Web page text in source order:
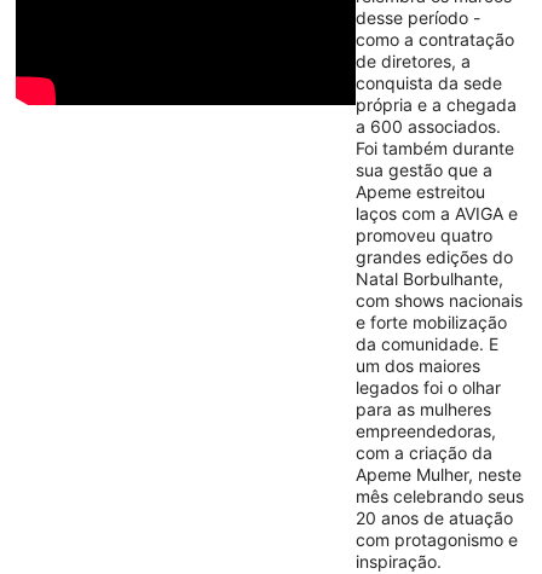
desse período -
como a contratação
de diretores, a
conquista da sede
própria e a chegada
a 600 associados.
Foi também durante
sua gestão que a
Apeme estreitou
laços com a AVIGA e
promoveu quatro
grandes edições do
Natal Borbulhante,
com shows nacionais
e forte mobilização
da comunidade. E
um dos maiores
legados foi o olhar
para as mulheres
empreendedoras,
com a criação da
Apeme Mulher, neste
mês celebrando seus
20 anos de atuação
com protagonismo e
inspiração.